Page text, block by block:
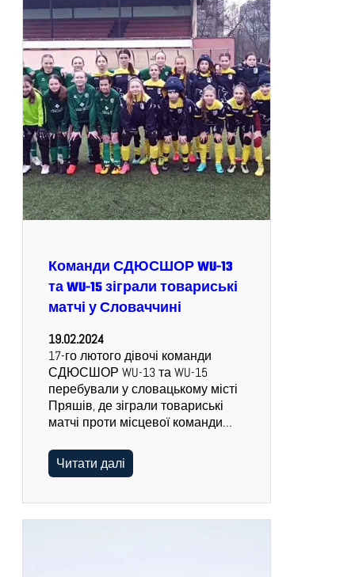
Команди СДЮСШОР WU-13
та WU-15 зіграли товариські
матчі у Словаччині
19.02.2024
17-го лютого дівочі команди
СДЮСШОР WU-13 та WU-15
перебували у словацькому місті
Пряшів, де зіграли товариські
матчі проти місцевої команди…
Читати далі